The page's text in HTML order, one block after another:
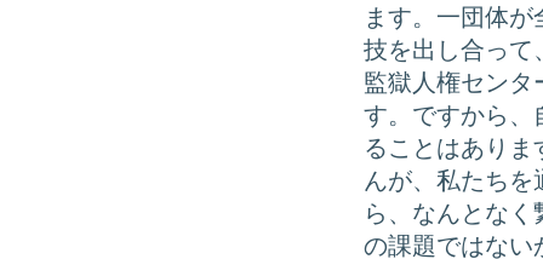
ます。一団体
技を出し合って
監獄人権センタ
す。ですから、
ることはあり
んが、私たち
ら、なんとな
の課題ではない